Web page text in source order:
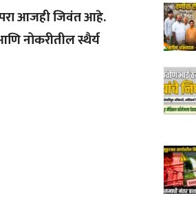
आजही जिवंत आहे.
नोकरीतील स्थैर्य